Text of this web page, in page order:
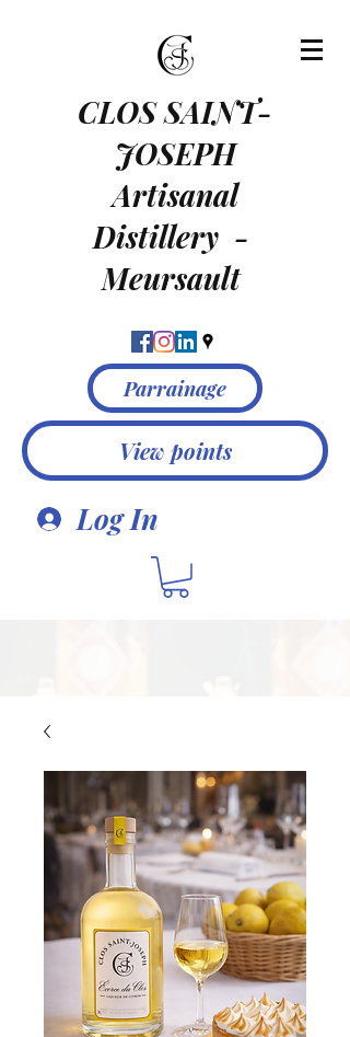
CLOS SAINT-
JOSEPH
Artisanal
Distillery -
Meursault
Parrainage
View points
Log In